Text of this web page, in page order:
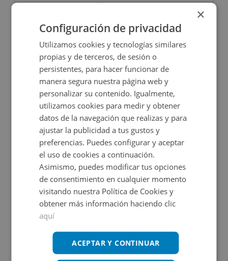
Garaje en venta en TURO DEL , -
Impuestos no incluidos Ahorro 5.000€
14.000€
9.000€
×
Configuración de privacidad
Utilizamos cookies y tecnologías similares
propias y de terceros, de sesión o
persistentes, para hacer funcionar de
manera segura nuestra página web y
personalizar su contenido. Igualmente,
utilizamos cookies para medir y obtener
datos de la navegación que realizas y para
ajustar la publicidad a tus gustos y
preferencias. Puedes configurar y aceptar
el uso de cookies a continuación.
Asimismo, puedes modificar tus opciones
de consentimiento en cualquier momento
visitando nuestra Política de Cookies y
obtener más información haciendo clic
aquí
ACEPTAR Y CONTINUAR